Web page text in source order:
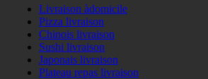
Livraison àdomicile
Pizza livraison
Chinois livraison
Sushi livraison
Japonais livraison
Plateau repas livraison